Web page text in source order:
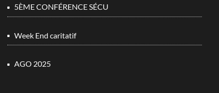
5ÈME CONFÉRENCE SÉCU
Week End caritatif
AGO 2025